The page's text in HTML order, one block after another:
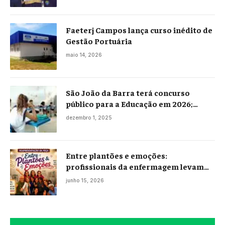
Faeterj Campos lança curso inédito de
Gestão Portuária
maio 14, 2026
São João da Barra terá concurso
público para a Educação em 2026;
projeto já está na Câmara
dezembro 1, 2025
Entre plantões e emoções:
profissionais da enfermagem levam
histórias reais ao palco em Campos
junho 15, 2026